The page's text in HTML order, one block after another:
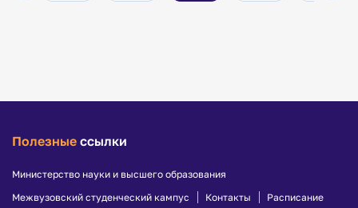
Полезные ссылки
Министерство науки и высшего образования
Межвузовский студенческий кампус
Контакты
Расписание